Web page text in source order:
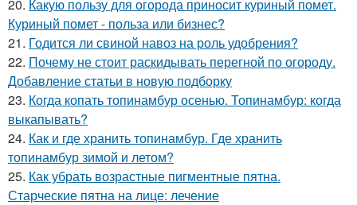
20. Какую пользу для огорода приносит куриный помет.
Куриный помет - польза или бизнес?
21. Годится ли свиной навоз на роль удобрения?
22. Почему не стоит раскидывать перегной по огороду.
Добавление статьи в новую подборку
23. Когда копать топинамбур осенью. Топинамбур: когда
выкапывать?
24. Как и где хранить топинамбур. Где хранить
топинамбур зимой и летом?
25. Как убрать возрастные пигментные пятна.
Старческие пятна на лице: лечение